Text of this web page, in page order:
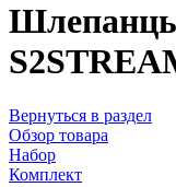
Вернуться в раздел
Обзор товара
Набор
Комплект